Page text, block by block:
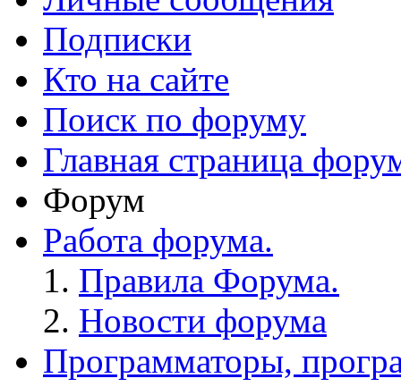
Подписки
Кто на сайте
Поиск по форуму
Главная страница
Форум
Работа форума.
Правила Форума.
Новости форума
Программаторы,